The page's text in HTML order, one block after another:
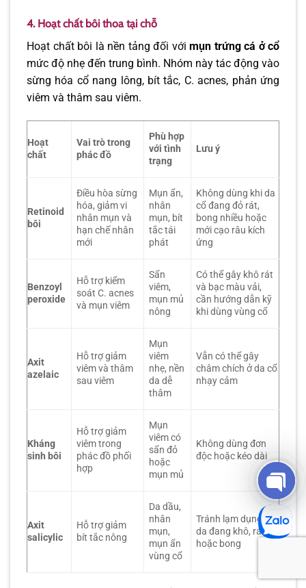
4. Hoạt chất bôi thoa tại chỗ
Hoạt chất bôi là nền tảng đối với mụn trứng cá ở cổ
mức độ nhẹ đến trung bình. Nhóm này tác động vào
sừng hóa cổ nang lông, bít tắc, C. acnes, phản ứng
viêm và thâm sau viêm.
Hoạt
chất
Vai trò trong
phác đồ
Phù hợp
với tình
trạng
Lưu ý
Retinoid
bôi
Điều hòa sừng
hóa, giảm vi
nhân mụn và
hạn chế nhân
mới
Mụn ẩn,
nhân
mụn, bít
tắc tái
phát
Không dùng khi da
cổ đang đỏ rát,
bong nhiều hoặc
mới cạo râu kích
ứng
Benzoyl
peroxide
Hỗ trợ kiểm
soát C. acnes
và mụn viêm
Sẩn
viêm,
mụn mủ
nông
Có thể gây khô rát
và bạc màu vải,
cần hướng dẫn kỹ
khi dùng vùng cổ
Axit
azelaic
Hỗ trợ giảm
viêm và thâm
sau viêm
Mụn
viêm
nhẹ, nền
da dễ
thâm
Vẫn có thể gây
châm chích ở da cổ
nhạy cảm
Kháng
sinh bôi
Hỗ trợ giảm
viêm trong
phác đồ phối
hợp
Mụn
viêm có
sẩn đỏ
hoặc
mụn mủ
Không dùng đơn
độc hoặc kéo dài
Axit
salicylic
Hỗ trợ giảm
bít tắc nông
Da dầu,
nhân
mụn,
mụn ẩn
vùng cổ
Tránh lạm dụng khi
da đang khô, rát
hoặc bong